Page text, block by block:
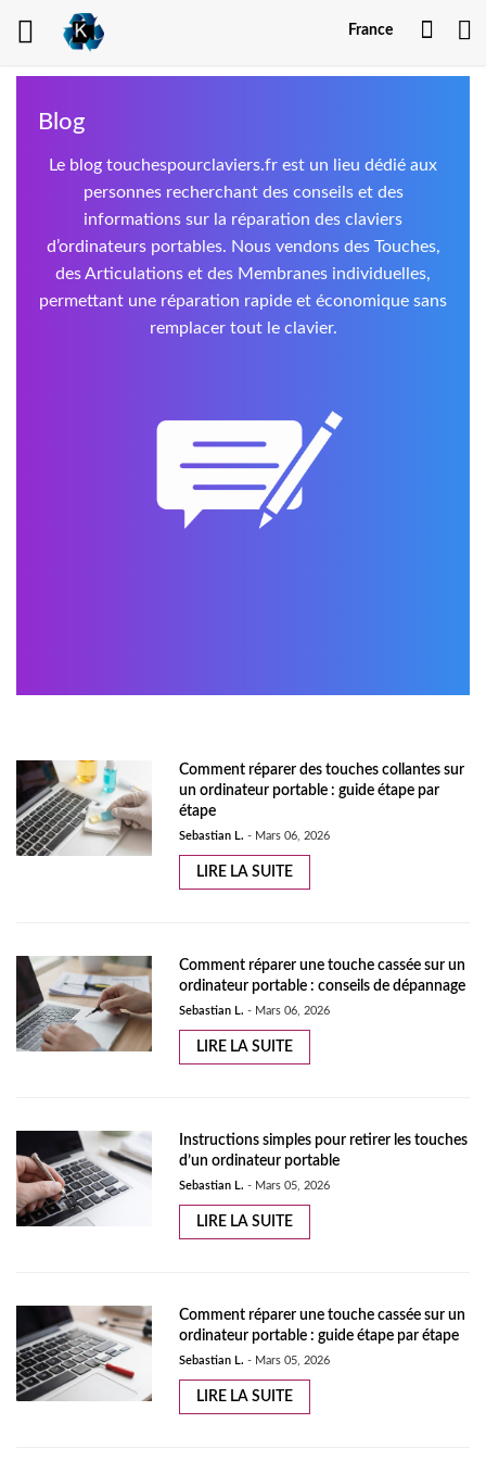
France
Mon
Blog
Le blog touchespourclaviers.fr est un lieu dédié aux
personnes recherchant des conseils et des
informations sur la réparation des claviers
d’ordinateurs portables. Nous vendons des Touches,
des Articulations et des Membranes individuelles,
permettant une réparation rapide et économique sans
remplacer tout le clavier.
Comment réparer des touches collantes sur
un ordinateur portable : guide étape par
étape
Sebastian L.- Mars 06, 2026
LIRE LA SUITE
Comment réparer une touche cassée sur un
ordinateur portable : conseils de dépannage
Sebastian L.- Mars 06, 2026
LIRE LA SUITE
Instructions simples pour retirer les touches
d’un ordinateur portable
Sebastian L.- Mars 05, 2026
LIRE LA SUITE
Comment réparer une touche cassée sur un
ordinateur portable : guide étape par étape
Sebastian L.- Mars 05, 2026
LIRE LA SUITE